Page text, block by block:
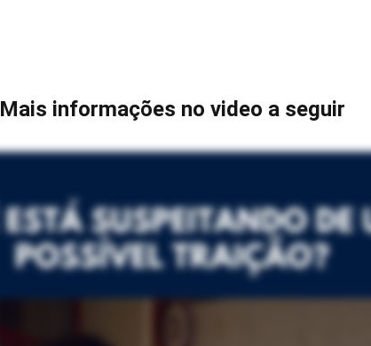
Mais informações no video a seguir